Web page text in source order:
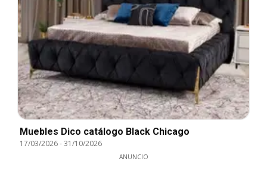
Muebles Dico catálogo Black Chicago
17/03/2026-31/10/2026
ANUNCIO